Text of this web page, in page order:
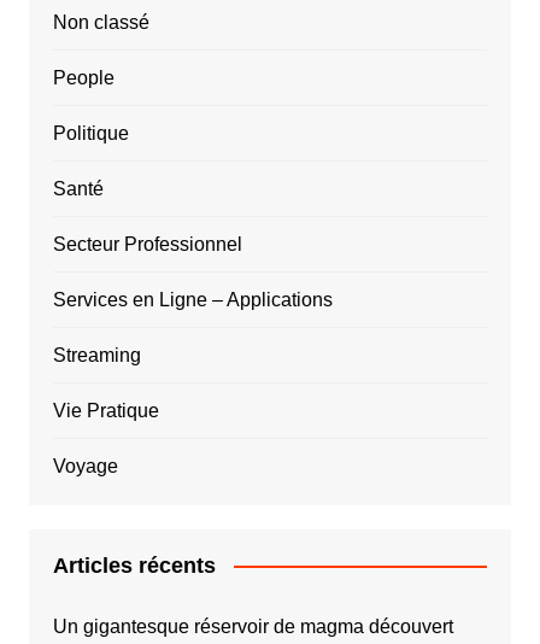
Non classé
People
Politique
Santé
Secteur Professionnel
Services en Ligne – Applications
Streaming
Vie Pratique
Voyage
Articles récents
Un gigantesque réservoir de magma découvert